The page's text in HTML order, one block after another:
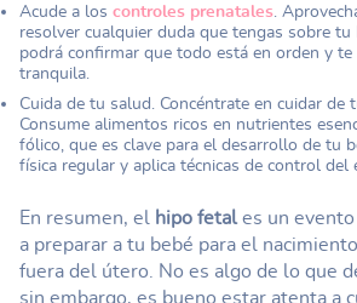
Acude a los controles prenatales .
resolver cualquier duda que tengas sobre tu
podrá confirmar que todo está en orden y te
tranquila.
Cuida de tu salud. Concéntrate en cuidar de
Consume alimentos ricos en nutrientes
fólico, que es clave para el desarrollo de tu
física regular y aplica técnicas de control del
En resumen, el hipo fetal es un
a preparar a tu bebé para el
fuera del útero. No es algo de lo que
sin embargo, es bueno estar atenta a